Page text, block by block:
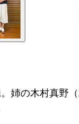
姉の木村真野